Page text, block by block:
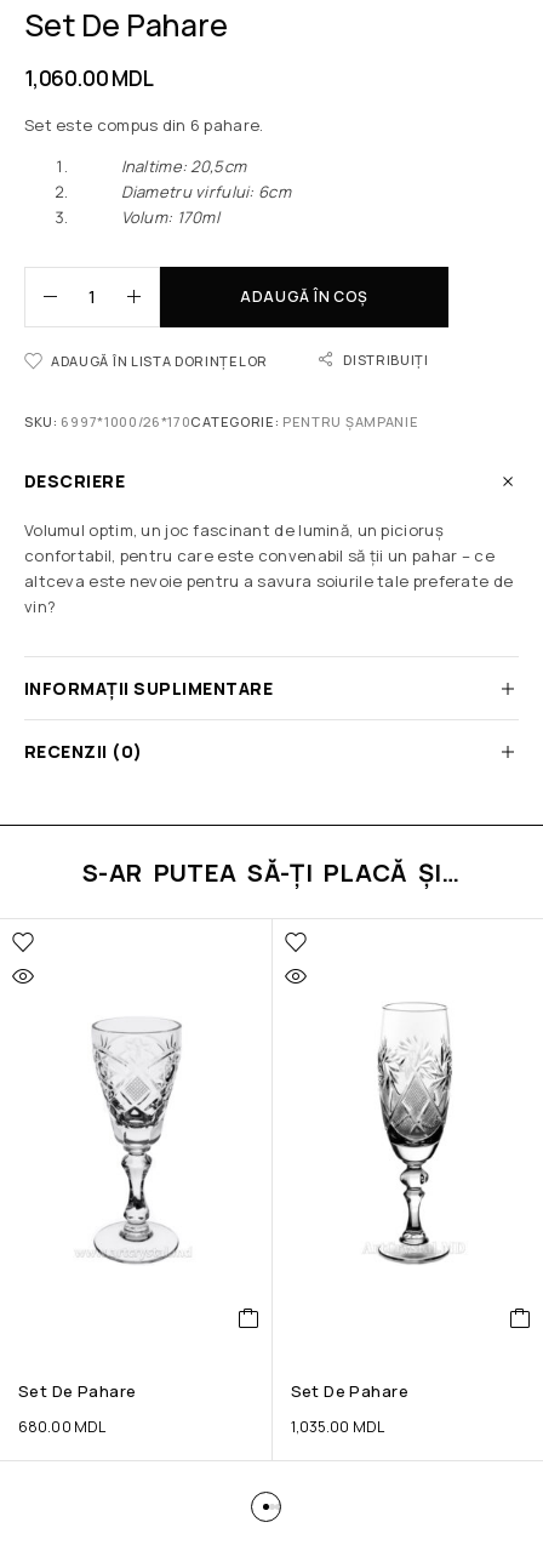
Set De Pahare
1,060.00MDL
Set este compus din 6 pahare.
Inaltime: 20,5сm
Diametru virfului: 6сm
Volum: 170ml
ADAUGĂ ÎN COȘ
ADAUGĂ ÎN LISTA DORINȚELOR DISTRIBUIȚI
SKU: 6997*1000/26*170CATEGORIE: PENTRU ȘAMPANIE
DESCRIERE
Volumul optim, un joc fascinant de lumină, un picioruș
confortabil, pentru care este convenabil să ții un pahar – ce
altceva este nevoie pentru a savura soiurile tale preferate de
vin?
INFORMAȚII SUPLIMENTARE
RECENZII (0)
S-AR PUTEA SĂ-ȚI PLACĂ ȘI…
Set De Pahare
680.00 MDL
Set De Pahare
1,035.00 MDL